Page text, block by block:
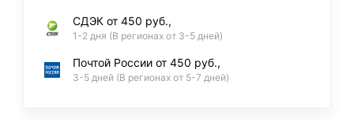
СДЭК от 450 руб.,
1-2 дня (В регионах от 3-5 дней)
Почтой России от 450 руб.,
3-5 дней (В регионах от 5-7 дней)